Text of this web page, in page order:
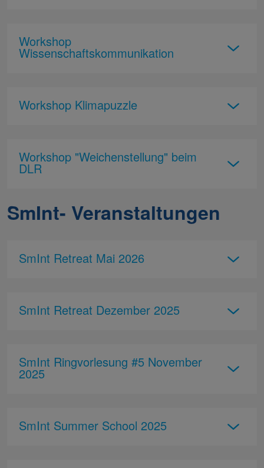
Workshop
Wissenschaftskommunikation
Workshop Klimapuzzle
Workshop "Weichenstellung" beim
DLR
SmInt- Veranstaltungen
SmInt Retreat Mai 2026
SmInt Retreat Dezember 2025
SmInt Ringvorlesung #5 November
2025
SmInt Summer School 2025